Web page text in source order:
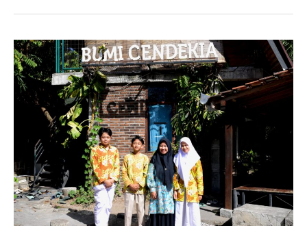
Melalui
SE
Pembatasan
Gawai,
Kemendikdasmen
Hidupkan
Kembali
Ruang
Interaksi
di
Sekolah